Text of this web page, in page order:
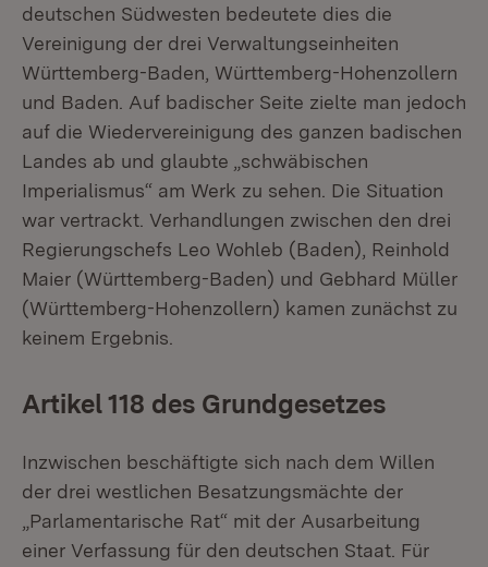
deutschen Südwesten bedeutete dies die
Vereinigung der drei Verwaltungseinheiten
Württemberg-Baden, Württemberg-Hohenzollern
und Baden. Auf badischer Seite zielte man jedoch
auf die Wiedervereinigung des ganzen badischen
Landes ab und glaubte „schwäbischen
Imperialismus“ am Werk zu sehen. Die Situation
war vertrackt. Verhandlungen zwischen den drei
Regierungschefs Leo Wohleb (Baden), Reinhold
Maier (Württemberg-Baden) und Gebhard Müller
(Württemberg-Hohenzollern) kamen zunächst zu
keinem Ergebnis.
Artikel 118 des Grundgesetzes
Inzwischen beschäftigte sich nach dem Willen
der drei westlichen Besatzungsmächte der
„Parlamentarische Rat“ mit der Ausarbeitung
einer Verfassung für den deutschen Staat. Für